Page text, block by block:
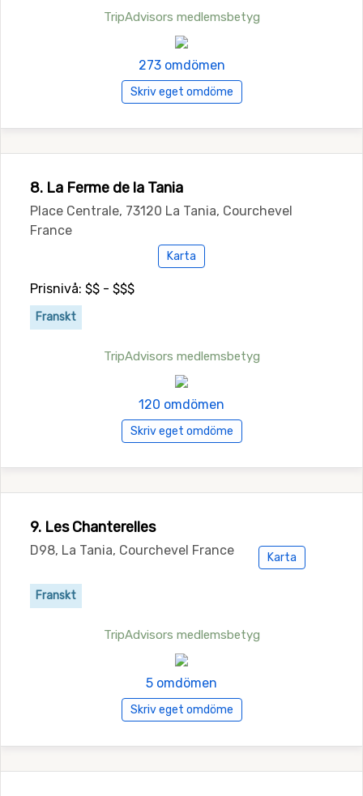
TripAdvisors medlemsbetyg
273 omdömen
Skriv eget omdöme
8. La Ferme de la Tania
Place Centrale, 73120 La Tania, Courchevel
France
Karta
Prisnivå: $$ - $$$
Franskt
TripAdvisors medlemsbetyg
120 omdömen
Skriv eget omdöme
9. Les Chanterelles
D98, La Tania, Courchevel France Karta
Franskt
TripAdvisors medlemsbetyg
5 omdömen
Skriv eget omdöme